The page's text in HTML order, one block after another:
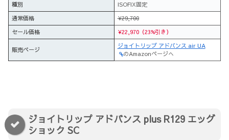
種別
ISOFIX固定
通常価格
¥29,700
セール価格
¥22,970（23%引き）
販売ページ
ジョイトリップ アドバンス air UA
のAmazonページへ
ジョイトリップ アドバンス plus R129 エッグ
ショック SC